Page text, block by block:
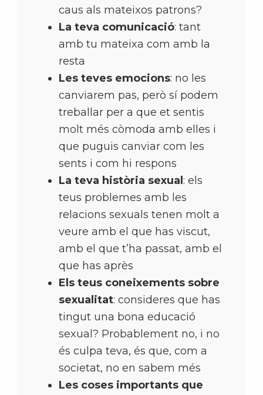
caus als mateixos patrons?
La teva comunicació: tant
amb tu mateixa com amb la
resta
Les teves emocions: no les
canviarem pas, però sí podem
treballar per a que et sentis
molt més còmoda amb elles i
que puguis canviar com les
sents i com hi respons
La teva història sexual : els
teus problemes amb les
relacions sexuals tenen molt a
veure amb el que has viscut,
amb el que t’ha passat, amb el
que has après
Els teus coneixements sobre
sexualitat: consideres que has
tingut una bona educació
sexual? Probablement no, i no
és culpa teva, és que, com a
societat, no en sabem més
Les coses importants que